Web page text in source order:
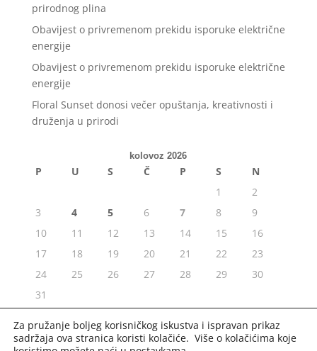
prirodnog plina
Obavijest o privremenom prekidu isporuke električne
energije
Obavijest o privremenom prekidu isporuke električne
energije
Floral Sunset donosi večer opuštanja, kreativnosti i
druženja u prirodi
kolovoz 2026
P U S Č P S
N
1
2
3
4 5 6 7 8
9
10
11 12 13 14 15
16
17
18 19 20 21 22
23
24
25 26 27 28 29
30
31
« srp
Za pružanje boljeg korisničkog iskustva i ispravan prikaz
sadržaja ova stranica koristi kolačiće. Više o kolačićima koje